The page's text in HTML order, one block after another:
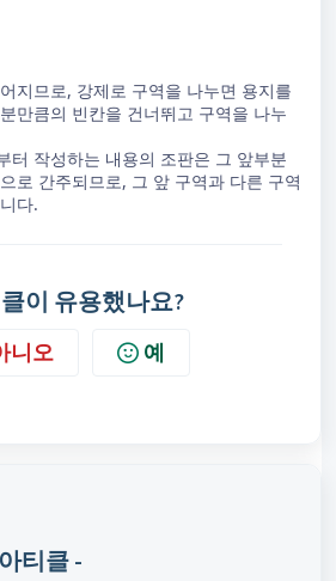
지므로, 강제로 구역을 나누면 용지를
만큼의 빈칸을 건너뛰고 구역을 나누
터 작성하는 내용의 조판은 그 앞부분
로 간주되므로, 그 앞 구역과 다른 구역
다.
이 유용했나요?
니오 예
티클 -